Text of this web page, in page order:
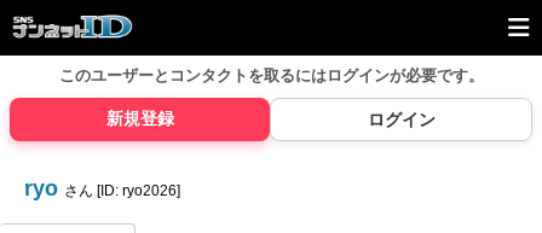
このユーザーとコンタクトを取るにはログインが必要です。
新規登録 ログイン
ryo さん [ID: ryo2026]